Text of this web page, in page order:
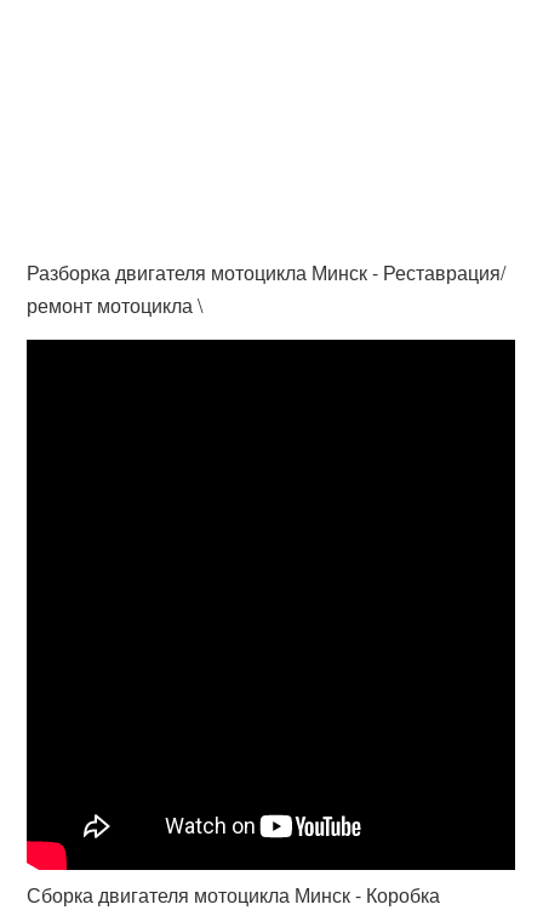
Разборка двигателя мотоцикла Минск - Реставрация/
ремонт мотоцикла \
Сборка двигателя мотоцикла Минск - Коробка